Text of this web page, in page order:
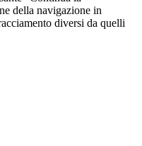
della navigazione in
diversi da quelli